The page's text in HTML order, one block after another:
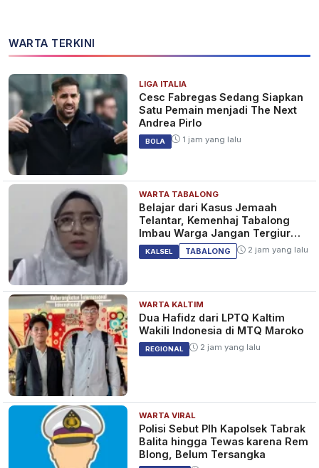
Awas! Pusat Perbelanjaan dan
Usaha Beroperasi Malam, Mulai
Hari Ini Satgas Covid-19
Banjarmasin Razia Prokes
KALSEL 4 tahun yang lalu
Panduan Ibadah dan Perayaan
Natal 2021 Bagi Umat Kristen
Saat Pandemi COVID-19 Sesuai
Surat Edaran Menteri Agama
NASIONAL 4 tahun yang lalu
Mayoritas Warganya Sudah
Vaksin, Singapura Siap Hadapi
New Normal Baru, Bakal
Terapkan Protokol Kesehatan
INTERNASIONAL
Pedoman Terbaru
Penyelenggaraan Kegiatan
Skala Besar di Masyarakat
(Pesta Pernikahan, Konser, dll)
WARTA TERKINI
LIGA ITALIA
Cesc Fabregas Sedang Siapkan
Satu Pemain menjadi The Next
Andrea Pirlo
BOLA 1 jam yang lalu
WARTA TABALONG
Belajar dari Kasus Jemaah
Telantar, Kemenhaj Tabalong
Imbau Warga Jangan Tergiur
Umrah Murah
KALSEL TABALONG 2 jam yang lalu
WARTA KALTIM
Dua Hafidz dari LPTQ Kaltim
Wakili Indonesia di MTQ Maroko
REGIONAL 2 jam yang lalu
WARTA VIRAL
Polisi Sebut Plh Kapolsek Tabrak
Balita hingga Tewas karena Rem
Blong, Belum Tersangka